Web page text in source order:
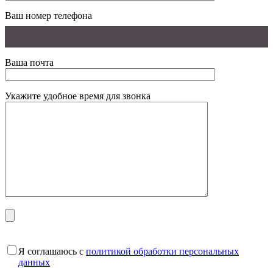
Ваш номер телефона
Ваша почта
Укажите удобное время для звонка
Я соглашаюсь с политикой обработки персональных
данных